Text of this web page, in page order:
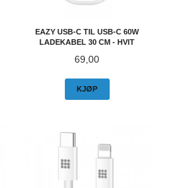
EAZY USB-C TIL USB-C 60W
LADEKABEL 30 CM - HVIT
Pris
69,00
KJØP